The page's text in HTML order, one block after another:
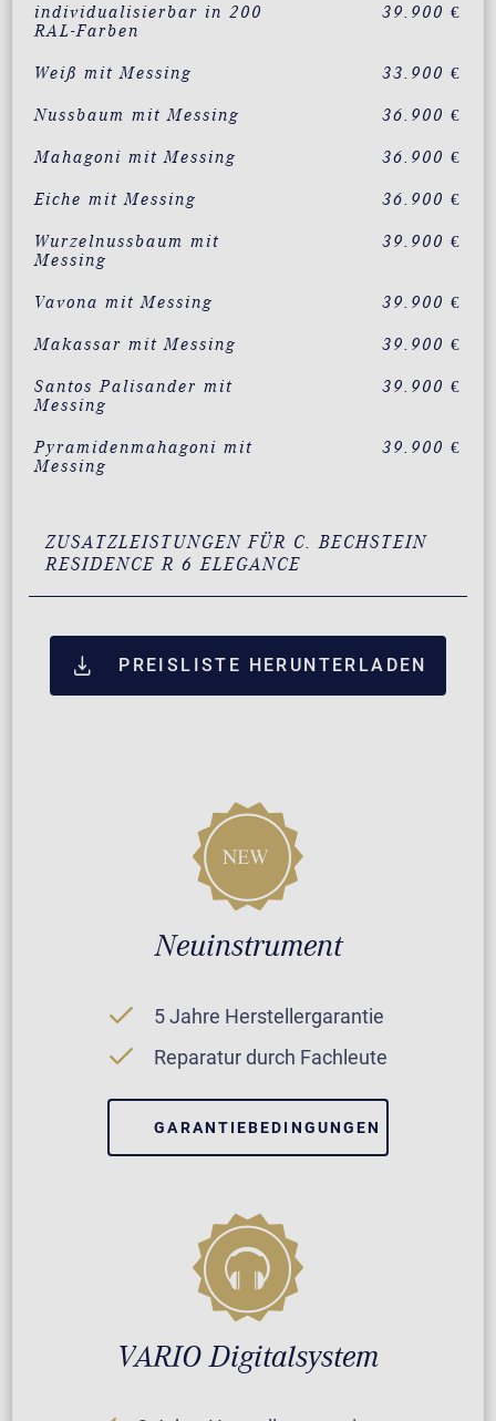
individualisierbar in 200
RAL-Farben
39.900 €
Weiß mit Messing 33.900 €
Nussbaum mit Messing 36.900 €
Mahagoni mit Messing 36.900 €
Eiche mit Messing 36.900 €
Wurzelnussbaum mit
Messing
39.900 €
Vavona mit Messing 39.900 €
Makassar mit Messing 39.900 €
Santos Palisander mit
Messing
39.900 €
Pyramidenmahagoni mit
Messing
39.900 €
ZUSATZLEISTUNGEN FÜR C. BECHSTEIN
RESIDENCE R 6 ELEGANCE
PREISLISTE HERUNTERLADEN
Neuinstrument
5 Jahre Herstellergarantie
Reparatur durch Fachleute
GARANTIEBEDINGUNGEN
VARIO Digitalsystem